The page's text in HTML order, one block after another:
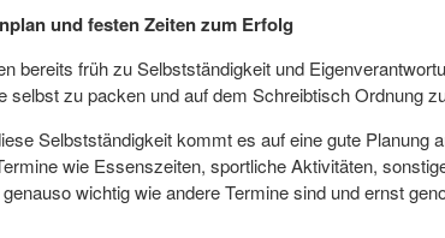
und festen Zeiten zum Erfolg
bereits früh zu Selbstständigkeit und
selbst zu packen und auf dem Schreibtisch Ordnung
Selbstständigkeit kommt es auf eine gute
wie Essenszeiten, sportliche Aktivitäten,
genauso wichtig wie andere Termine sind und ernst